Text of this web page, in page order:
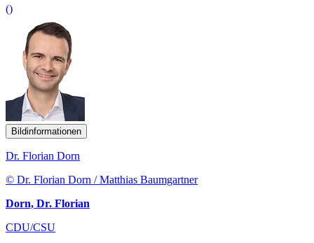
()
Bildinformationen
Dr. Florian Dorn
© Dr. Florian Dorn / Matthias Baumgartner
Dorn, Dr. Florian
CDU/CSU